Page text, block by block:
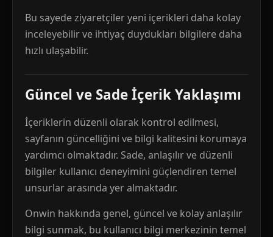
Bu sayede ziyaretçiler yeni içerikleri daha kolay
inceleyebilir ve ihtiyaç duydukları bilgilere daha
hızlı ulaşabilir.
Güncel ve Sade İçerik Yaklaşımı
İçeriklerin düzenli olarak kontrol edilmesi,
sayfanın güncelliğini ve bilgi kalitesini korumaya
yardımcı olmaktadır. Sade, anlaşılır ve düzenli
bilgiler kullanıcı deneyimini güçlendiren temel
unsurlar arasında yer almaktadır.
Onwin hakkında genel, güncel ve kolay anlaşılır
bilgi sunmak, bu kullanıcı bilgi merkezinin temel